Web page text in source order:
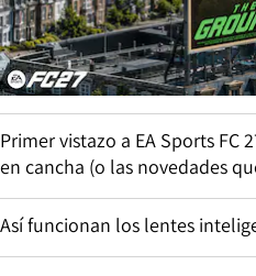
Primer vistazo a EA Sports FC
en cancha (o las novedades
Así funcionan los lentes